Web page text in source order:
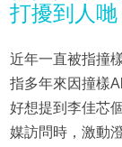
打擾到人哋
近年一直被指撞
指多年來因撞樣
好想提到李佳芯
媒訪問時，激動